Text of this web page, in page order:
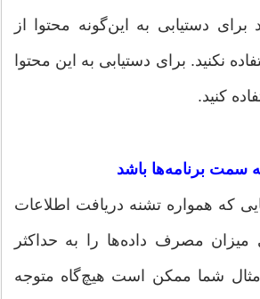
دستیابی به این‌گونه محتوا از
نکنید. برای دستیابی به این محتوا
کنید.
که همواره تشنه دریافت اطلاعات
مصرف داده‌ها را به حداکثر
شما ممکن است هیچ‌گاه متوجه